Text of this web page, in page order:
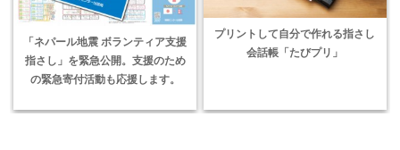
「ネパール地震 ボランティア支援
指さし」を緊急公開。支援のため
の緊急寄付活動も応援します。
プリントして自分で作れる指さし
会話帳「たびプリ」